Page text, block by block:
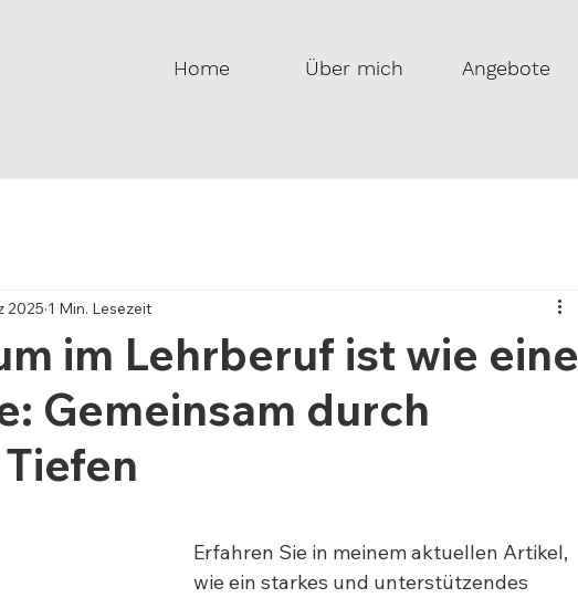
Home Über mich Angebote
im Lehrberuf ist wie eine
Gemeinsam durch
2025 1 Min. Lesezeit
Erfahren Sie in meinem aktuellen Artikel,
wie ein starkes und unterstützendes